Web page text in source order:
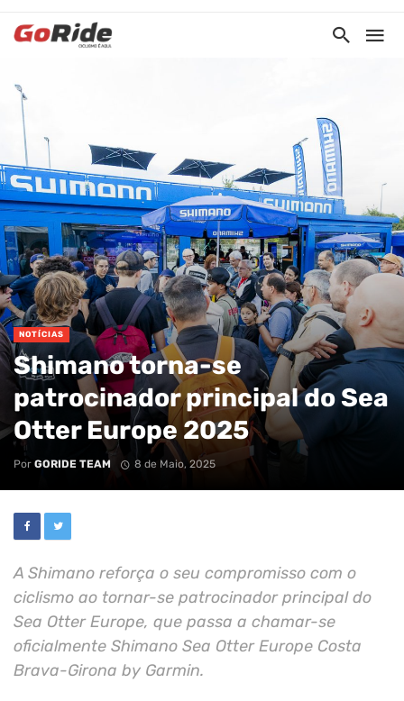
NOTÍCIAS
Shimano torna-se
patrocinador principal do Sea
Otter Europe 2025
Por GORIDE TEAM 8 de Maio, 2025
A Shimano reforça o seu compromisso com o
ciclismo ao tornar-se patrocinador principal do
Sea Otter Europe, que passa a chamar-se
oficialmente Shimano Sea Otter Europe Costa
Brava-Girona by Garmin.